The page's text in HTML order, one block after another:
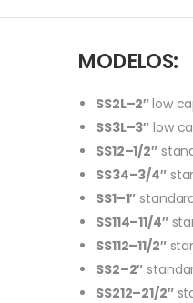
MODELOS:
SS2L–2″low
SS3L–3″ low
SS12–1/2″
SS34–3/4″
SS1–1″
SS114–11/4″
SS112–11/2″
SS2–2″
SS212–21/2″